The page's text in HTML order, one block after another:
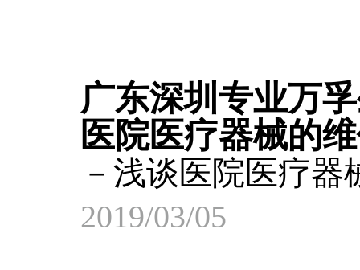
广东深圳专业万
医院医疗器械的
－浅谈医院医疗器
2019/03/05